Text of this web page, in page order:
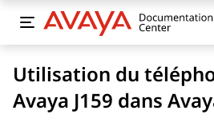
Utilisation du
Avaya J159 dans